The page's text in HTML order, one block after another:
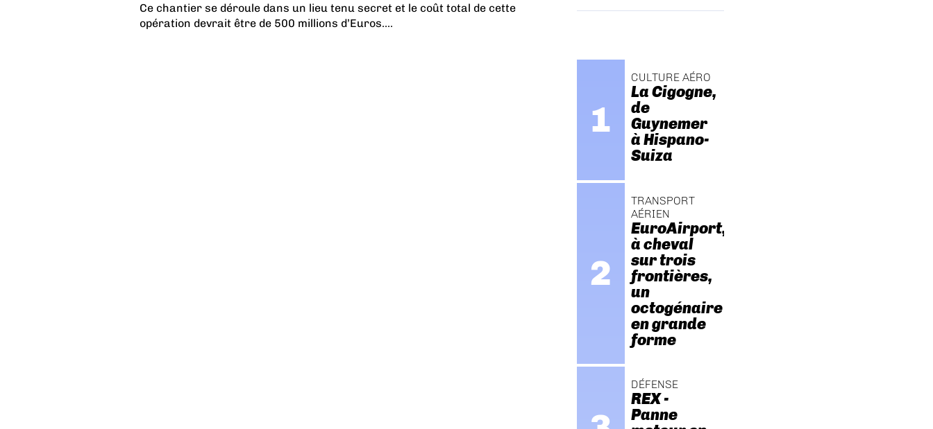
Ce chantier se déroule dans un lieu tenu secret et le coût total de cette
opération devrait être de 500 millions d’Euros....
CULTURE AÉRO
La Cigogne,
de
Guynemer
à Hispano-
Suiza
TRANSPORT
AÉRIEN
EuroAirport,
à cheval
sur trois
frontières,
un
octogénaire
en grande
forme
DÉFENSE
REX -
Panne